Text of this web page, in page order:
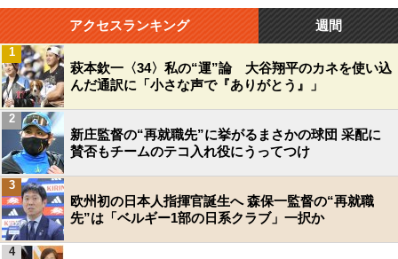
アクセスランキング 週間
萩本欽一〈34〉私の“運”論 大谷翔平のカネを使い込
んだ通訳に「小さな声で『ありがとう』」
1
新庄監督の“再就職先”に挙がるまさかの球団 采配に
賛否もチームのテコ入れ役にうってつけ
2
欧州初の日本人指揮官誕生へ 森保一監督の“再就職
先”は「ベルギー1部の日系クラブ」一択か
3
4